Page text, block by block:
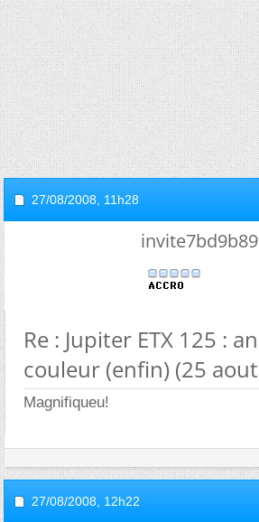
27/08/2008, 11h28
Re : Jupiter ETX 125 :
couleur (enfin) (25
Magnifiqueu!
27/08/2008, 12h22